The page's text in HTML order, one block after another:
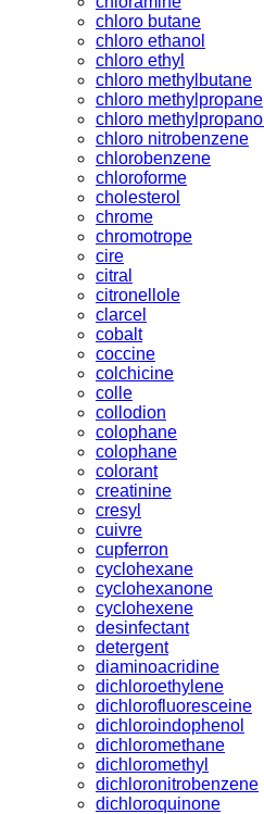
chloro butane
chloro ethanol
chloro ethyl
chloro methylbutane
chloro methylpropane
chloro methylpropanol
chloro nitrobenzene
chlorobenzene
chloroforme
cholesterol
chrome
chromotrope
cire
citral
citronellole
clarcel
cobalt
coccine
colchicine
colle
collodion
colophane
colophane
colorant
creatinine
cresyl
cuivre
cupferron
cyclohexane
cyclohexanone
cyclohexene
desinfectant
detergent
diaminoacridine
dichloroethylene
dichlorofluoresceine
dichloroindophenol
dichloromethane
dichloromethyl
dichloronitrobenzene
dichloroquinone